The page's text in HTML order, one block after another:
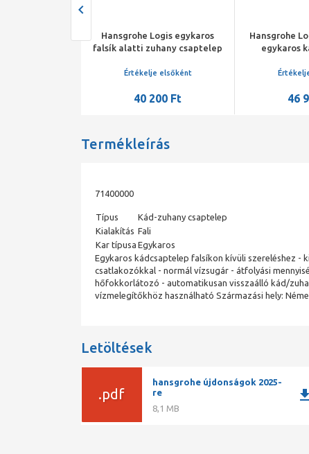
Hansgrohe Logis egykaros
falsík alatti zuhany csaptelep
Értékelje elsőként
40 200 Ft
Hansgrohe
egykaros
46
Termékleírás
71400000
Típus
Kád-zuhany csaptelep
Kialakítás Fali
Kar típusa Egykaros
Egykaros kádcsaptelep falsíkon kívüli szereléshez -
csatlakozókkal - normál vízsugár - átfolyási
hőfokkorlátozó - automatikusan visszaálló kád/
vízmelegítőkhöz használható Származási hely:
Letöltések
.pdf
hansgrohe újdonságok 2025-
re
8,1 MB
download